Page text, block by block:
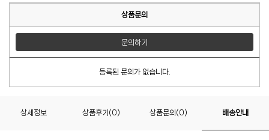
상품문의
문의하기
등록된 문의가 없습니다.
상세정보 상품후기(0) 상품문의(0) 배송안내